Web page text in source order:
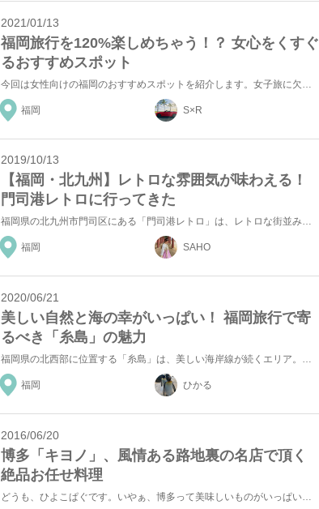
2021/01/13
福岡旅行を120%楽しめちゃう！？ 女心をくすぐ
るおすすめスポット
福岡 S×R
2019/10/13
【福岡・北九州】レトロな雰囲気が味わえる！
門司港レトロに行ってきた
福岡県の北九州市門司区にある「門司港レトロ」は、レトロな街並みが特徴的な素敵なエリア。最近ではその街...
福岡 SAHO
2020/06/21
美しい自然と海の幸がいっぱい！ 福岡旅行で寄
るべき「糸島」の魅力
福岡県の北西部に位置する「糸島」は、美しい海岸線が続くエリア。博多から車で約35分とアクセスもいいた...
福岡 ひかる
2016/06/20
博多「キヨノ」、風情ある路地裏の名店で頂く
絶品お任せ料理
どうも、ひよこぱぐです。いやぁ、博多って美味しいものがいっぱいありますよね。もちろん私も大好きな街で...